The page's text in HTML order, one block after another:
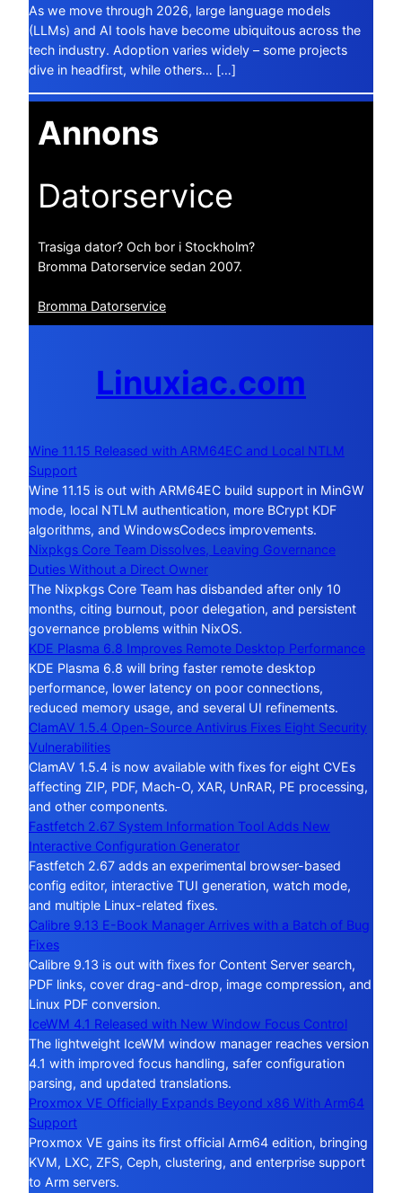
As we move through 2026, large language models
(LLMs) and AI tools have become ubiquitous across the
tech industry. Adoption varies widely – some projects
dive in headfirst, while others… […]
Annons
Datorservice
Trasiga dator? Och bor i Stockholm?
Bromma Datorservice sedan 2007.
Bromma Datorservice
Linuxiac.com
Wine 11.15 Released with ARM64EC and Local NTLM
Support
Wine 11.15 is out with ARM64EC build support in MinGW
mode, local NTLM authentication, more BCrypt KDF
algorithms, and WindowsCodecs improvements.
Nixpkgs Core Team Dissolves, Leaving Governance
Duties Without a Direct Owner
The Nixpkgs Core Team has disbanded after only 10
months, citing burnout, poor delegation, and persistent
governance problems within NixOS.
KDE Plasma 6.8 Improves Remote Desktop Performance
KDE Plasma 6.8 will bring faster remote desktop
performance, lower latency on poor connections,
reduced memory usage, and several UI refinements.
ClamAV 1.5.4 Open-Source Antivirus Fixes Eight Security
Vulnerabilities
ClamAV 1.5.4 is now available with fixes for eight CVEs
affecting ZIP, PDF, Mach-O, XAR, UnRAR, PE processing,
and other components.
Fastfetch 2.67 System Information Tool Adds New
Interactive Configuration Generator
Fastfetch 2.67 adds an experimental browser-based
config editor, interactive TUI generation, watch mode,
and multiple Linux-related fixes.
Calibre 9.13 E-Book Manager Arrives with a Batch of Bug
Fixes
Calibre 9.13 is out with fixes for Content Server search,
PDF links, cover drag-and-drop, image compression, and
Linux PDF conversion.
IceWM 4.1 Released with New Window Focus Control
The lightweight IceWM window manager reaches version
4.1 with improved focus handling, safer configuration
parsing, and updated translations.
Proxmox VE Officially Expands Beyond x86 With Arm64
Support
Proxmox VE gains its first official Arm64 edition, bringing
KVM, LXC, ZFS, Ceph, clustering, and enterprise support
to Arm servers.